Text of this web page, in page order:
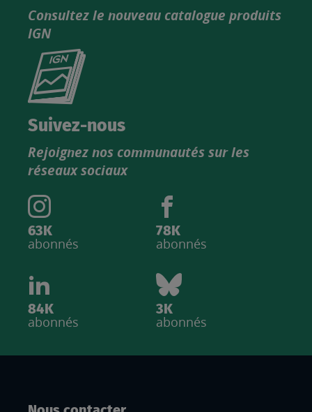
Consultez le nouveau catalogue produits
IGN
Consultez
catalogue
IGN
Suivez-nous
Rejoignez nos communautés sur les
réseaux sociaux
63K
abonnés
78K
abonnés
84K
abonnés
3K
abonnés